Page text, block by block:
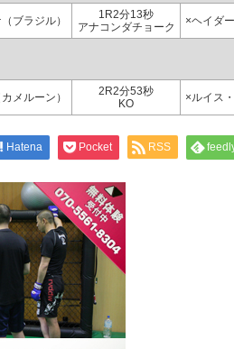
ブラジル）
1R2分13秒
アナコンダチョーク
×ヘイダ
メルーン）
2R2分53秒
KO
×ルイス
Hatena Pocket RSS